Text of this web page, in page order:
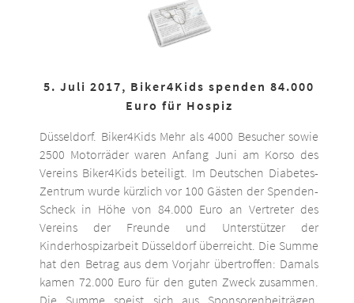
5. Juli 2017, Biker4Kids spenden 84.000
Euro für Hospiz
Düsseldorf. Biker4Kids Mehr als 4000 Besucher sowie
2500 Motorräder waren Anfang Juni am Korso des
Vereins Biker4Kids beteiligt. Im Deutschen Diabetes-
Zentrum wurde kürzlich vor 100 Gästen der Spenden-
Scheck in Höhe von 84.000 Euro an Vertreter des
Vereins der Freunde und Unterstützer der
Kinderhospizarbeit Düsseldorf überreicht. Die Summe
hat den Betrag aus dem Vorjahr übertroffen: Damals
kamen 72.000 Euro für den guten Zweck zusammen.
Die Summe speist sich aus Sponsorenbeiträgen,